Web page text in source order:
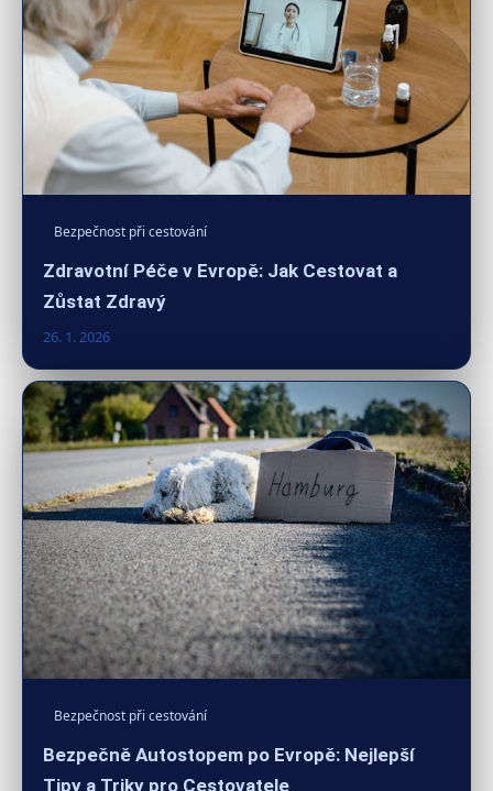
Bezpečnost při cestování
Zdravotní Péče v Evropě: Jak Cestovat a
Zůstat Zdravý
26. 1. 2026
Bezpečnost při cestování
Bezpečně Autostopem po Evropě: Nejlepší
Tipy a Triky pro Cestovatele